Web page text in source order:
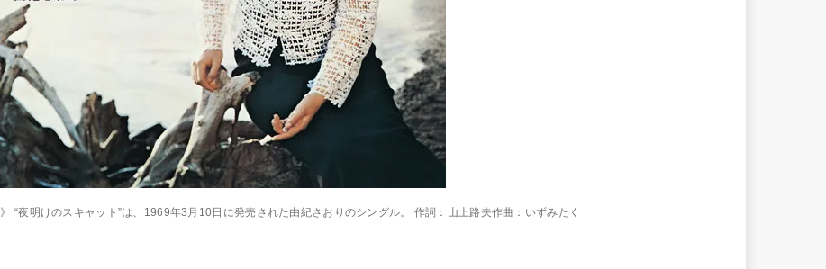
》 “夜明けのスキャット”は、1969年3月10日に発売された由紀さおりのシングル。 作詞：山上路夫作曲：いずみたく